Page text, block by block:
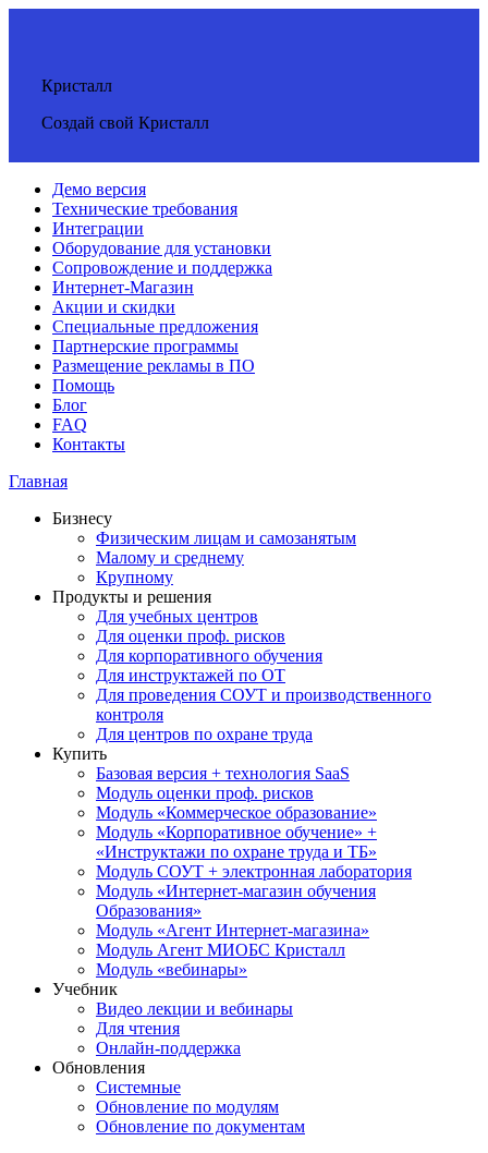
Кристалл
Создай свой Кристалл
Демо версия
Технические требования
Интеграции
Оборудование для установки
Сопровождение и поддержка
Интернет-Магазин
Акции и скидки
Специальные предложения
Партнерские программы
Размещение рекламы в ПО
Помощь
Блог
FAQ
Контакты
Главная
Бизнесу
Физическим лицам и самозанятым
Малому и среднему
Крупному
Продукты и решения
Для учебных центров
Для оценки проф. рисков
Для корпоративного обучения
Для инструктажей по ОТ
Для проведения СОУТ и производственного
контроля
Для центров по охране труда
Купить
Базовая версия + технология SaaS
Модуль оценки проф. рисков
Модуль «Коммерческое образование»
Модуль «Корпоративное обучение» +
«Инструктажи по охране труда и ТБ»
Модуль СОУТ + электронная лаборатория
Модуль «Интернет-магазин обучения
Образования»
Модуль «Агент Интернет-магазина»
Модуль Агент МИОБС Кристалл
Модуль «вебинары»
Учебник
Видео лекции и вебинары
Для чтения
Онлайн-поддержка
Обновления
Системные
Обновление по модулям
Обновление по документам